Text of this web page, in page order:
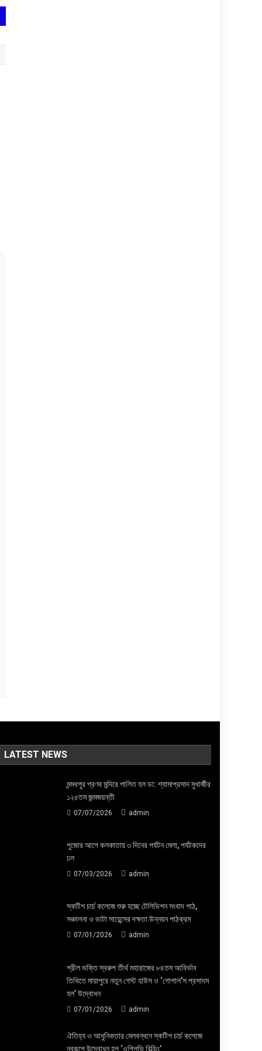
LATEST NEWS
মন্মথপুর প্রণব মন্দিরে পালিত হল ডা: শ্যামাপ্রসাদ মুখার্জীর
১২৫তম জন্মজয়ন্তী
07/07/2026 admin
পুজোর আগে কলকাতায় ৩ দিনের পর্যটন মেলা, পর্যটকদের
ঢল
07/03/2026 admin
স্কটিশ চার্চ কলেজে শুরু হচ্ছে টেলিভিশন সংবাদ পাঠ,
সঞ্চালনা ও ডাটা সায়েন্সের দক্ষতা উন্নয়ন পাঠক্রম
07/01/2026 admin
শ্রীল ভক্তি স্বরুপ তীর্থ মহারাজের ৮৪তম আবির্ভাব
তিথিতে মায়াপুরে নতুন গেস্ট হাউস ও ‘গোপাল’স প্রসাদম
হল’ উদ্বোধন
07/01/2026 admin
ঐতিহ্য ও আধুনিকতার মেলবন্ধনে স্কটিশ চার্চ কলেজে
নবরূপে উদ্বোধন হল ‘ওগিলভি বিল্ডিং’